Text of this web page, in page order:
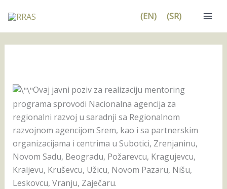
na
sadržaj
(EN) (SR)
Ovaj javni poziv za realizaciju mentoring
programa sprovodi Nacionalna agencija za
regionalni razvoj u saradnji sa Regionalnom
razvojnom agencijom Srem, kao i sa partnerskim
organizacijama i centrima u Subotici, Zrenjaninu,
Novom Sadu, Beogradu, Požarevcu, Kragujevcu,
Kraljevu, Kruševcu, Užicu, Novom Pazaru, Nišu,
Leskovcu, Vranju, Zaječaru.